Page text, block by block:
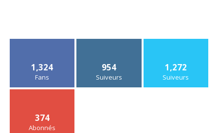
1,324
Fans
954
Suiveurs
1,272
Suiveurs
374
Abonnés